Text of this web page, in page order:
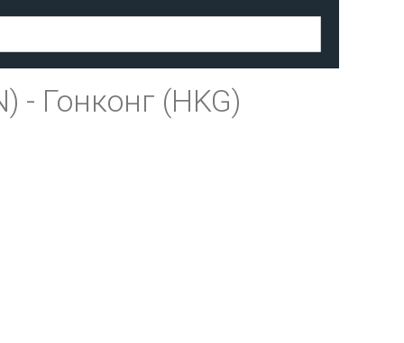
- Гонконг (HKG)